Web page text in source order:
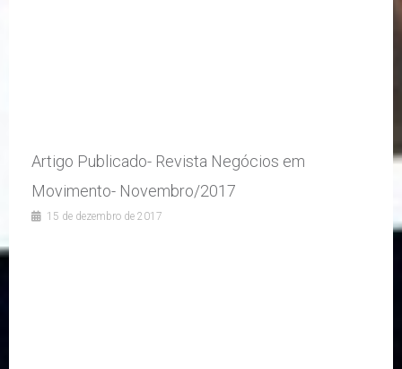
Artigo Publicado- Revista Negócios em
Movimento- Novembro/2017
15 de dezembro de 2017